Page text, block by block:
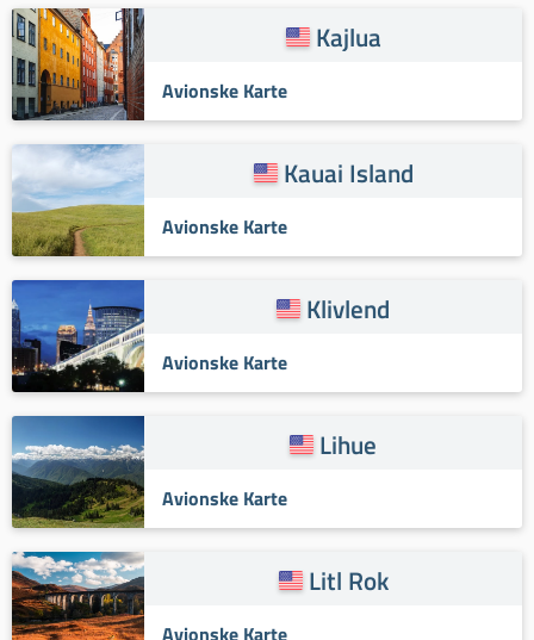
Kajlua
Avionske Karte
Kauai Island
Avionske Karte
Klivlend
Avionske Karte
Lihue
Avionske Karte
Litl Rok
Avionske Karte